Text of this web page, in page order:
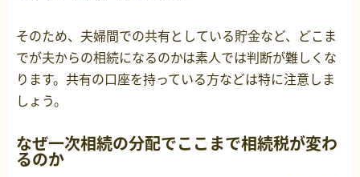
そのため、夫婦間での共有としている貯金など、どこま
でが夫からの相続になるのかは素人では判断が難しくな
ります。共有の口座を持っている方などは特に注意しま
しょう。
なぜ一次相続の分配でここまで相続税が変わ
るのか